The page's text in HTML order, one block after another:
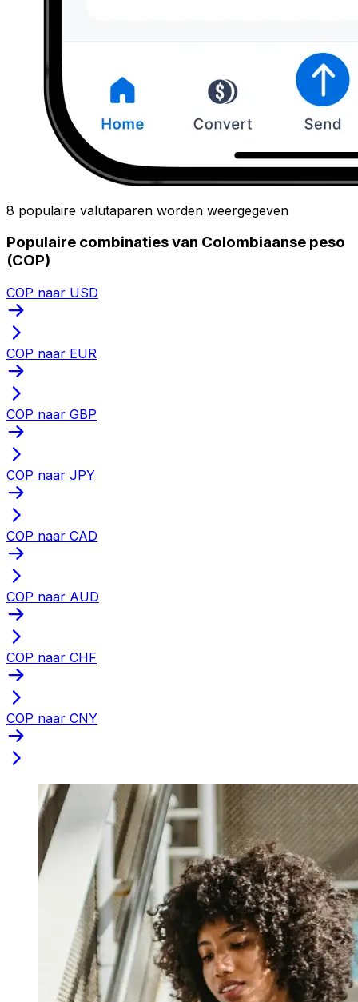
8 populaire valutaparen worden weergegeven
Populaire combinaties van Colombiaanse peso
(COP)
COP naar USD
COP naar EUR
COP naar GBP
COP naar JPY
COP naar CAD
COP naar AUD
COP naar CHF
COP naar CNY